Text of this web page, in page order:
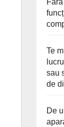
Te
sau
de
De